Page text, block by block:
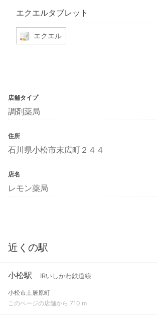
エクエルタブレット
エクエル
店舗タイプ
調剤薬局
住所
石川県小松市末広町２４４
店名
レモン薬局
近くの駅
小松駅 IRいしかわ鉄道線
小松市土居原町
このページの店舗から 710 m